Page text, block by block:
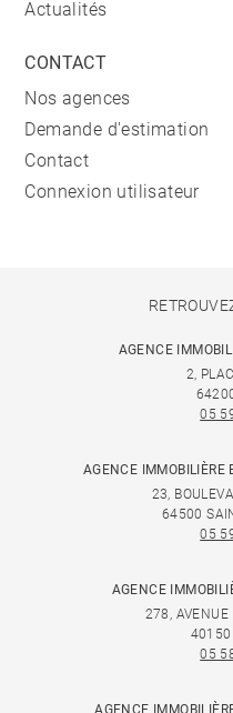
Actualités
CONTACT
Nos agences
Demande d'estimation
Contact
Connexion utilisateur
AGENCE
2,
05
AGENCE IMMOBILIÈRE
23,
64500
05
AGENCE
278, AVENUE
40150
05
AGENCE